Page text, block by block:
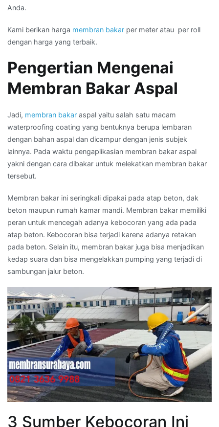
Anda.
Kami berikan harga membran bakar per meter atau per roll
dengan harga yang terbaik.
Pengertian Mengenai
Membran Bakar Aspal
Jadi, membran bakar aspal yaitu salah satu macam
waterproofing coating yang bentuknya berupa lembaran
dengan bahan aspal dan dicampur dengan jenis subjek
lainnya. Pada waktu pengaplikasian membran bakar aspal
yakni dengan cara dibakar untuk melekatkan membran bakar
tersebut.
Membran bakar ini seringkali dipakai pada atap beton, dak
beton maupun rumah kamar mandi. Membran bakar memiliki
peran untuk mencegah adanya kebocoran yang ada pada
atap beton. Kebocoran bisa terjadi karena adanya retakan
pada beton. Selain itu, membran bakar juga bisa menjadikan
kedap suara dan bisa mengelakkan pumping yang terjadi di
sambungan jalur beton.
3 Sumber Kebocoran Ini